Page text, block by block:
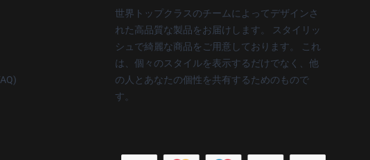
世界トップクラスのチームによってデザインさ
れた高品質な製品をお届けします。 スタイリッ
シュで綺麗な商品をご用意しております。 これ
は、個々のスタイルを表示するだけでなく、他
の人とあなたの個性を共有するためのもので
す。